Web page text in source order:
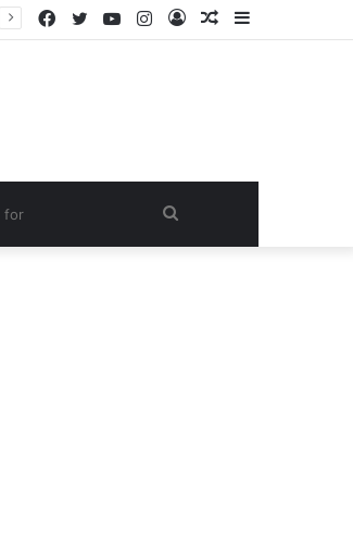
Sidebar
Random
Log
Instagram
YouTube
Twitter
Facebook